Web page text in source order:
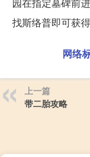
找斯络普即可获
网络
上一篇
带二胎攻略